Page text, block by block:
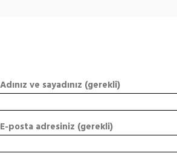
Adınız ve sayadınız (gerekli)
E-posta adresiniz (gerekli)